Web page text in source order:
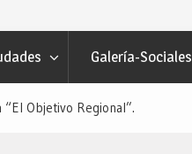
Galería-Sociales
“El Objetivo Regional”.